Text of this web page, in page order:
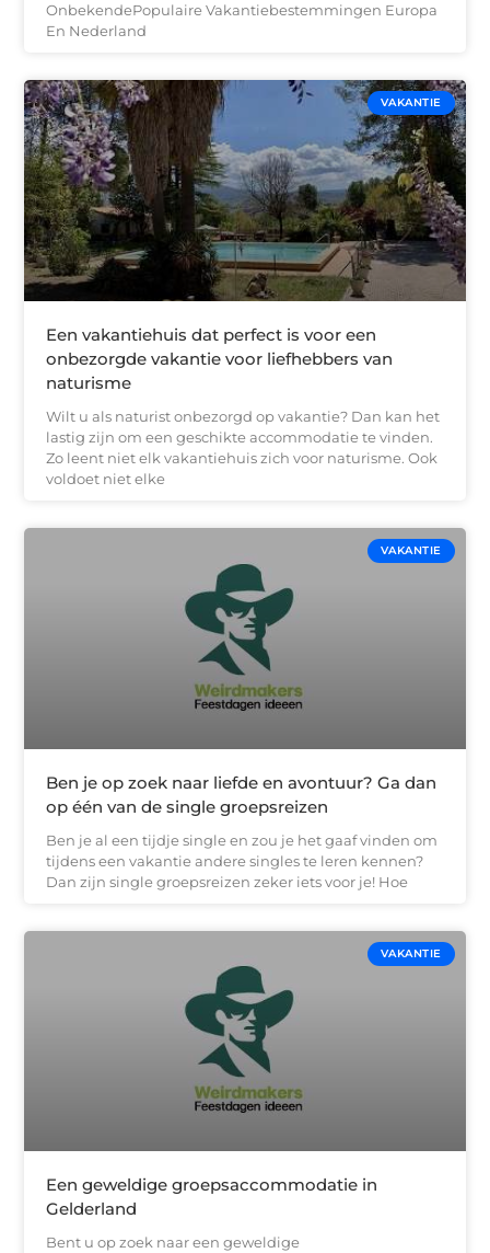
OnbekendePopulaire Vakantiebestemmingen Europa
En Nederland
VAKANTIE
Een vakantiehuis dat perfect is voor een
onbezorgde vakantie voor liefhebbers van
naturisme
Wilt u als naturist onbezorgd op vakantie? Dan kan het
lastig zijn om een geschikte accommodatie te vinden.
Zo leent niet elk vakantiehuis zich voor naturisme. Ook
voldoet niet elke
VAKANTIE
Ben je op zoek naar liefde en avontuur? Ga dan
op één van de single groepsreizen
Ben je al een tijdje single en zou je het gaaf vinden om
tijdens een vakantie andere singles te leren kennen?
Dan zijn single groepsreizen zeker iets voor je! Hoe
VAKANTIE
Een geweldige groepsaccommodatie in
Gelderland
Bent u op zoek naar een geweldige